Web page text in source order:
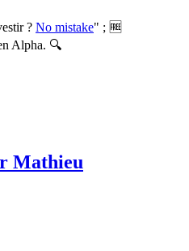
? No mistake" ; 🆓
Alpha. 🔍
Mathieu